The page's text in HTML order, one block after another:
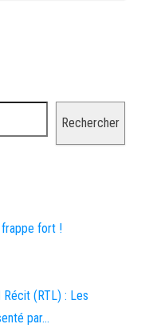
Rechercher
frappe fort !
(RTL) : Les
par…